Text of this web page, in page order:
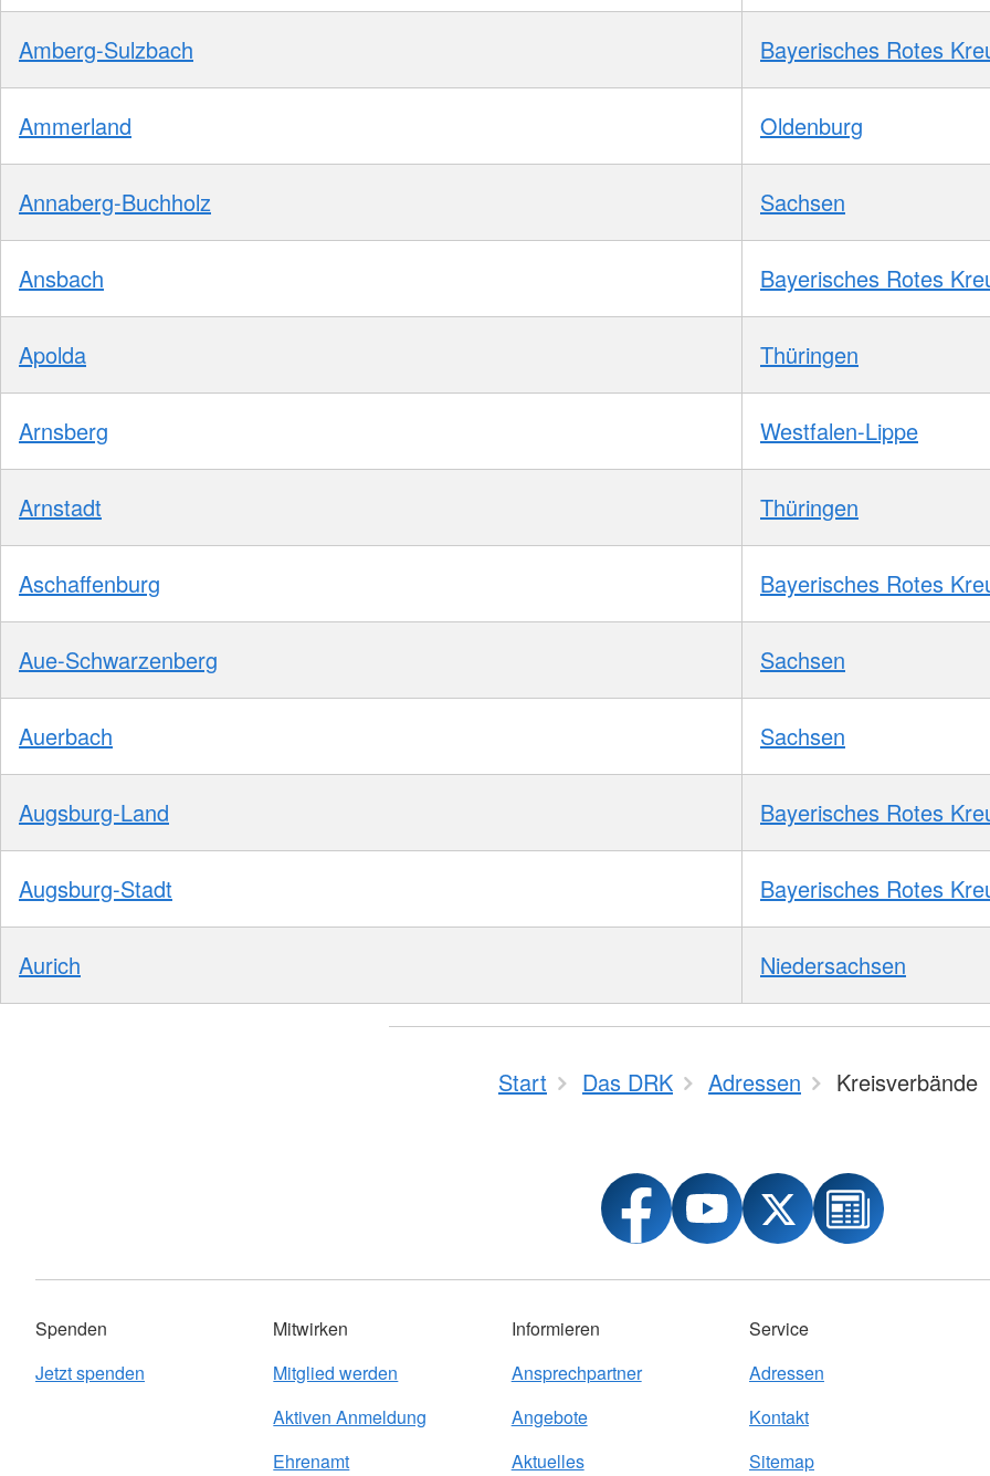
Amberg-Sulzbach Bayerisches Rotes
Ammerland Oldenburg
Annaberg-Buchholz Sachsen
Ansbach Bayerisches Rotes
Apolda Thüringen
Arnsberg Westfalen-Lippe
Arnstadt Thüringen
Aschaffenburg Bayerisches Rotes
Aue-Schwarzenberg Sachsen
Auerbach Sachsen
Augsburg-Land Bayerisches Rotes
Augsburg-Stadt Bayerisches Rotes
Aurich Niedersachsen
Start Das DRK Adressen Kreisverbände
Spenden
Jetzt spenden
Mitwirken
Mitglied werden
Aktiven Anmeldung
Ehrenamt
Informieren
Ansprechpartner
Angebote
Aktuelles
Service
Adressen
Kontakt
Sitemap